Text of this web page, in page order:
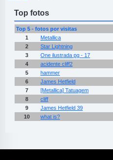
Top fotos
Top 5 - fotos por visitas
1
Metallica
2
Star Lightning
3
One ilustrada pg - 17
4
acidente cliff2
5
hammer
6
James Hetfield
7
[Metallica] Tatuagem
8
cliff
9
James Hetfield 39
10
what is?